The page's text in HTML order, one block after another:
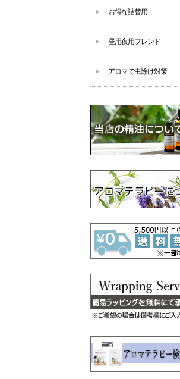
お得な詰替用
昼用夜用ブレンド
アロマで虫除け対策